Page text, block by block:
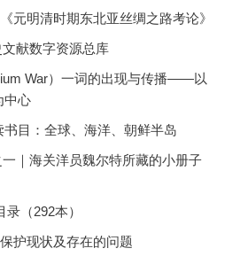
元明清时期东北亚丝绸之路考论》
文献数字资源总库
War）一词的出现与传播——以
中心
目：全球、海洋、朝鲜半岛
｜海关洋员魏尔特所藏的小册子
（292本）
护现状及存在的问题